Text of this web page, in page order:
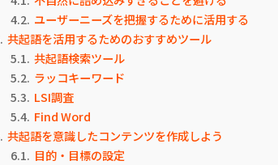
4.2 ユーザーニーズを把握するために活用する
共起語を活用するためのおすすめツール
5.1 共起語検索ツール
5.2 ラッコキーワード
5.3 LSI調査
5.4 Find Word
共起語を意識したコンテンツを作成しよう
6.1 目的・目標の設定